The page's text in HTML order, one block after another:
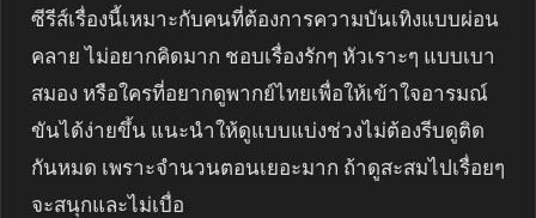
ซีรีส์เรื่องนี้เหมาะกับคนที่ต้องการความบันเทิงแบบผ่อน
คลาย ไม่อยากคิดมาก ชอบเรื่องรักๆ หัวเราะๆ แบบเบา
สมอง หรือใครที่อยากดูพากย์ไทยเพื่อให้เข้าใจอารมณ์
ขันได้ง่ายขึ้น แนะนำให้ดูแบบแบ่งช่วงไม่ต้องรีบดูติด
กันหมด เพราะจำนวนตอนเยอะมาก ถ้าดูสะสมไปเรื่อยๆ
จะสนุกและไม่เบื่อ